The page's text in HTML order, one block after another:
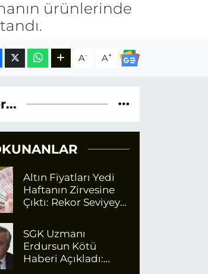
ürünlerinde
A- A+
Altın Fiyatları Yedi
Haftanın Zirvesine
Çıktı: Rekor Seviyeye
SGK Uzmanı
Erdursun Kötü
Haberi Açıkladı: